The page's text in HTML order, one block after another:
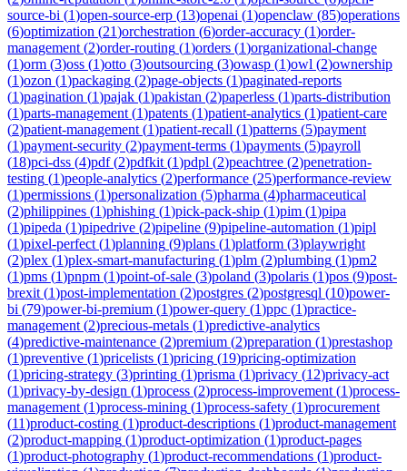
source-bi (1)open-source-erp (13)openai (1)openclaw (85)operations
(6)optimization (21)orchestration (6)order-accuracy (1)order-
management (2)order-routing (1)orders (1)organizational-change
(1)orm (3)oss (1)otto (3)outsourcing (3)owasp (1)owl (2)ownership
(1)ozon (1)packaging (2)page-objects (1)paginated-reports
(1)pagination (1)pajak (1)pakistan (2)paperless (1)parts-distribution
(1)parts-management (1)patents (1)patient-analytics (1)patient-care
(2)patient-management (1)patient-recall (1)patterns (5)payment
(1)payment-security (2)payment-terms (1)payments (5)payroll
(18)pci-dss (4)pdf(2)pdfkit (1)pdpl (2)peachtree (2)penetration-
testing (1)people-analytics (2)performance (25)performance-review
(1)permissions (1)personalization (5)pharma (4)pharmaceutical
(2)philippines (1)phishing (1)pick-pack-ship (1)pim (1)pipa
(1)pipeda (1)pipedrive (2)pipeline (9)pipeline-automation (1)pipl
(1)pixel-perfect (1)planning (9)plans (1)platform (3)playwright
(2)plex (1)plex-smart-manufacturing (1)plm (2)plumbing (1)pm2
(1)pms (1)pnpm (1)point-of-sale (3)poland (3)polaris (1)pos (9)post-
brexit (1)post-implementation (2)postgres (2)postgresql (10)power-
bi (79)power-bi-premium (1)power-query (1)ppc (1)practice-
management (2)precious-metals (1)predictive-analytics
(4)predictive-maintenance (2)premium (2)preparation (1)prestashop
(1)preventive (1)pricelists (1)pricing (19)pricing-optimization
(1)pricing-strategy (3)printing (1)prisma (1)privacy (12)privacy-act
(1)privacy-by-design (1)process (2)process-improvement (1)process-
management (1)process-mining (1)process-safety (1)procurement
(11)product-costing (1)product-descriptions (1)product-management
(2)product-mapping (1)product-optimization (1)product-pages
(1)product-photography (1)product-recommendations (1)product-